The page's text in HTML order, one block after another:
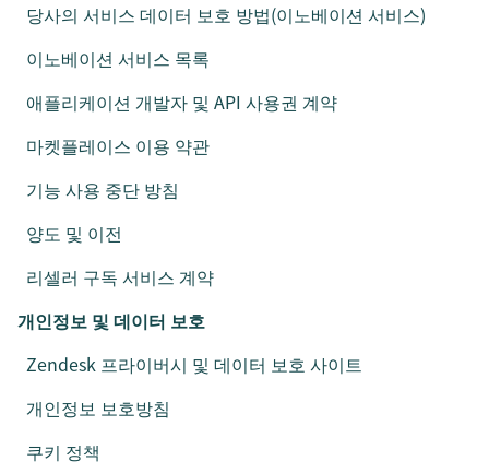
당사의 서비스 데이터 보호 방법(이노베이션 서비스)
이노베이션 서비스 목록
애플리케이션 개발자 및 API 사용권 계약
마켓플레이스 이용 약관
기능 사용 중단 방침
양도 및 이전
리셀러 구독 서비스 계약
개인정보 및 데이터 보호
Zendesk 프라이버시 및 데이터 보호 사이트
개인정보 보호방침
쿠키 정책